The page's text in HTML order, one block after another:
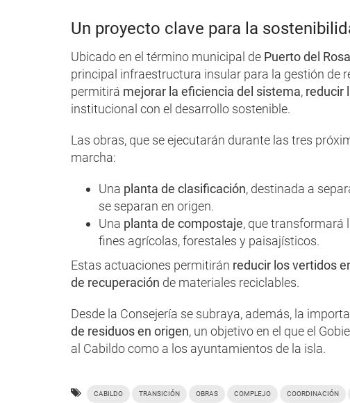
Un proyecto clave para la
Ubicado en el término municipal de Puerto del
principal infraestructura insular para la gestión de
permitirá mejorar la eficiencia del sistema, reducir
institucional con el desarrollo sostenible.
Las obras, que se ejecutarán durante las tres
marcha:
Una planta de clasificación, destinada a
se separan en origen.
Una planta de compostaje, que transformará
fines agrícolas, forestales y paisajísticos.
Estas actuaciones permitirán reducir los vertidos
de recuperación de materiales reciclables.
Desde la Consejería se subraya, además, la
de residuos en origen, un objetivo en el que el
al Cabildo como a los ayuntamientos de la isla.
CABILDO TRANSICIÓN OBRAS COMPLEJO COORDINACIÓN